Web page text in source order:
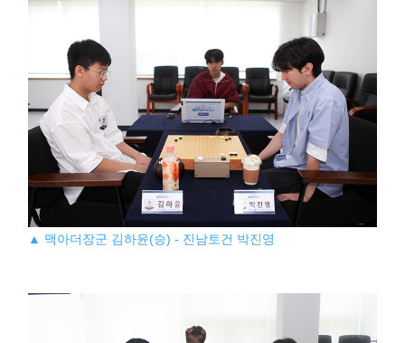
▲ 맥아더장군 김하윤(승) - 진남토건 박진영